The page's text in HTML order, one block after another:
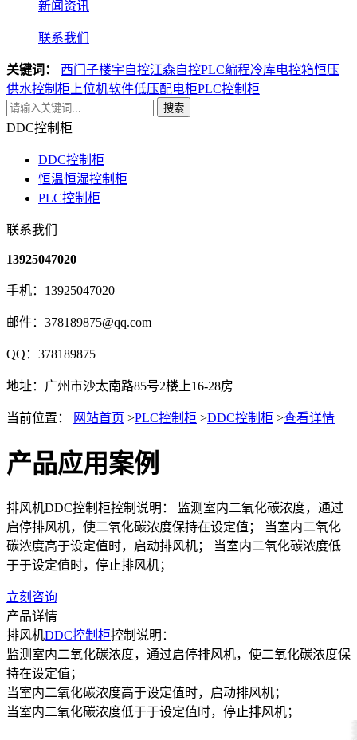
新闻资讯
联系我们
关键词： 西门子楼宇自控江森自控PLC编程冷库电控箱恒压
供水控制柜 上位机软件低压配电柜PLC控制柜
搜索
DDC控制柜
DDC控制柜
恒温恒湿控制柜
PLC控制柜
联系我们
13925047020
手机：13925047020
邮件：378189875@qq.com
QQ：378189875
地址：广州市沙太南路85号2楼上16-28房
当前位置： 网站首页 >PLC控制柜 >DDC控制柜 >查看详情
产品应用案例
排风机DDC控制柜控制说明： 监测室内二氧化碳浓度，通过
启停排风机，使二氧化碳浓度保持在设定值； 当室内二氧化
碳浓度高于设定值时，启动排风机； 当室内二氧化碳浓度低
于于设定值时，停止排风机；
立刻咨询
产品详情
排风机DDC控制柜控制说明：
监测室内二氧化碳浓度，通过启停排风机，使二氧化碳浓度保
持在设定值；
当室内二氧化碳浓度高于设定值时，启动排风机；
当室内二氧化碳浓度低于于设定值时，停止排风机；